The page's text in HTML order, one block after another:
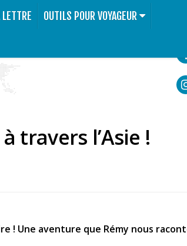
LETTRE
OUTILS POUR VOYAGEUR
travers l’Asie !
! Une aventure que Rémy nous